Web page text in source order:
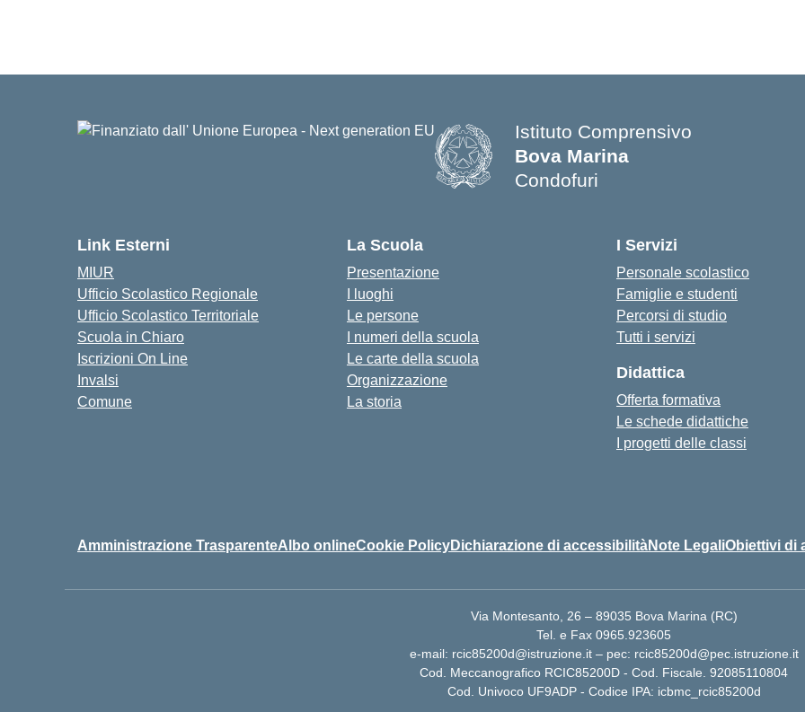
Istituto Comprensivo
Bova Marina
Condofuri
Link Esterni
MIUR
Ufficio Scolastico Regionale
Ufficio Scolastico Territoriale
Scuola in Chiaro
Iscrizioni On Line
Invalsi
Comune
La Scuola
Presentazione
I luoghi
Le persone
I numeri della scuola
Le carte della scuola
Organizzazione
La storia
I Servizi
Personale scolastico
Famiglie e studenti
Percorsi di studio
Tutti i servizi
Didattica
Offerta formativa
Le schede didattiche
I progetti delle classi
Amministrazione TrasparenteAlbo onlineCookie PolicyDichiarazione di accessibilitàNote LegaliObiettivi di
Via Montesanto, 26 – 89035 Bova Marina (RC)
Tel. e Fax 0965.923605
e-mail: rcic85200d@istruzione.it – pec: rcic85200d@pec.istruzione.it
Cod. Meccanografico RCIC85200D - Cod. Fiscale. 92085110804
Cod. Univoco UF9ADP - Codice IPA: icbmc_rcic85200d